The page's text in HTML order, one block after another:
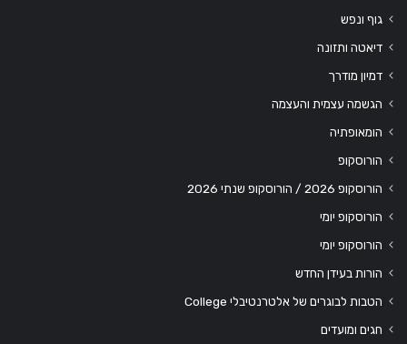
גוף ונפש
דיאטה ותזונה
דמיון מודרך
הגשמה עצמית והעצמה
הומאופתיה
הורוסקופ
הורוסקופ 2026 / הורוסקופ שנתי 2026
הורוסקופ יומי
הורוסקופ יומי
הורות בעידן החדש
הטבות לבוגרים של אלטרנטיבלי College
חגים ומועדים